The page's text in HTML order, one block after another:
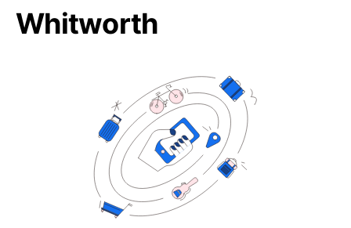
Whitworth